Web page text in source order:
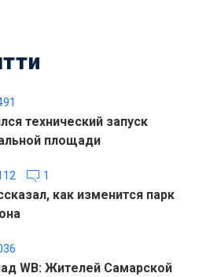
технический запуск
площади
1
как изменится парк
WB: Жителей Самарской